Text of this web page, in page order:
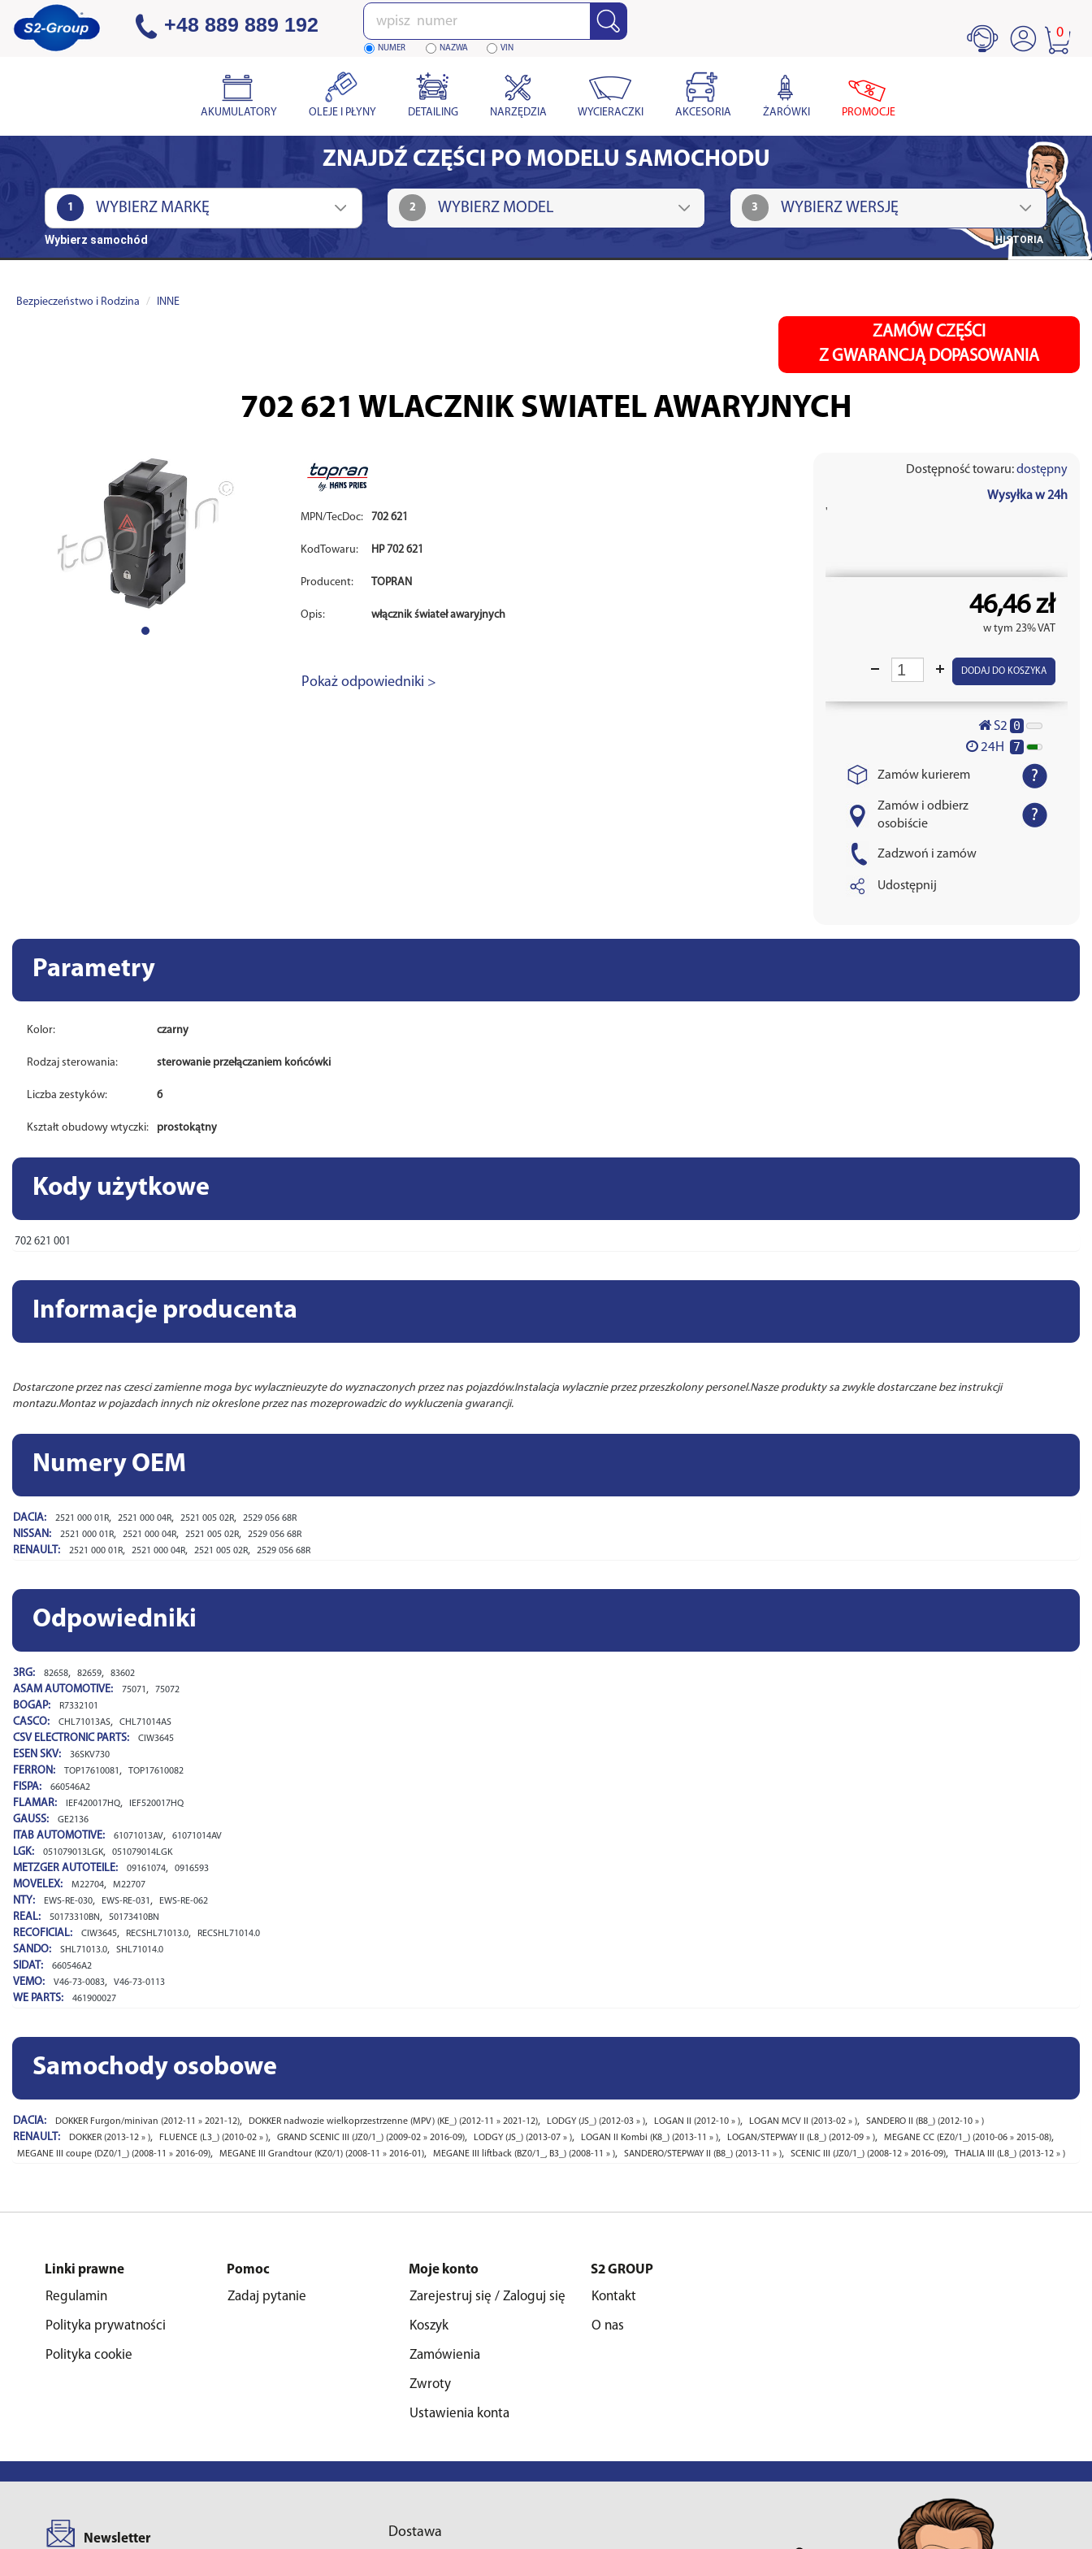
+48 889 889 192 Wpisz
numer
NUMER NAZWA VIN
0
AKUMULATORY OLEJE I PŁYNY DETAILING NARZĘDZIA WYCIERACZKI AKCESORIA ŻARÓWKI PROMOCJE
ZNAJDŹ CZĘŚCI PO MODELU SAMOCHODU
1 2 3
Wybierz samochód HISTORIA
Bezpieczeństwo i Rodzina INNE
ZAMÓW CZĘŚCI
Z GWARANCJĄ DOPASOWANIA
702 621 WLACZNIK SWIATEL AWARYJNYCH
MPN/TecDoc: 702 621
KodTowaru: HP 702 621
Producent: TOPRAN
Opis: włącznik świateł awaryjnych
Pokaż odpowiedniki >
Dostępność towaru:dostępny
Wysyłka w 24h
'
46,46 zł
w tym 23% VAT
DODAJ DO KOSZYKA
S2 0
24H 7
Zamów kurierem
Zamów i odbierz
osobiście
Zadzwoń i zamów
Udostępnij
Parametry
Kolor: czarny
Rodzaj sterowania: sterowanie przełączaniem końcówki
Liczba zestyków: 6
Kształt obudowy wtyczki: prostokątny
Kody użytkowe
702 621 001
Informacje producenta
Dostarczone przez nas czesci zamienne moga byc wylacznieuzyte do wyznaczonych przez nas pojazdów.Instalacja wylacznie przez przeszkolony personel.Nasze produkty sa zwykle dostarczane bez instrukcji
montazu.Montaz w pojazdach innych niz okreslone przez nas mozeprowadzic do wykluczenia gwarancji.
Numery OEM
DACIA: 2521 000 01R, 2521 000 04R, 2521 005 02R, 2529 056 68R
NISSAN: 2521 000 01R, 2521 000 04R, 2521 005 02R, 2529 056 68R
RENAULT: 2521 000 01R, 2521 000 04R, 2521 005 02R, 2529 056 68R
Odpowiedniki
3RG: 82658, 82659, 83602
ASAM AUTOMOTIVE: 75071 , 75072
BOGAP: R7332101
CASCO: CHL71013AS, CHL71014AS
CSV ELECTRONIC PARTS: CIW3645
ESEN SKV: 36SKV730
FERRON: TOP17610081 , TOP17610082
FISPA: 660546A2
FLAMAR: IEF420017HQ, IEF520017HQ
GAUSS: GE2136
ITAB AUTOMOTIVE: 61071013AV, 61071014AV
LGK: 051079013LGK, 051079014LGK
METZGER AUTOTEILE: 09161074, 0916593
MOVELEX: M22704, M22707
NTY: EWS-RE-030, EWS-RE-031 , EWS-RE-062
REAL: 50173310BN, 50173410BN
RECOFICIAL: CIW3645, RECSHL71013.0, RECSHL71014.0
SANDO: SHL71013.0, SHL71014.0
SIDAT: 660546A2
VEMO: V46-73-0083, V46-73-0113
WE PARTS: 461900027
Samochody osobowe
DACIA: DOKKER Furgon/minivan (2012-11 » 2021-12), DOKKER nadwozie wielkoprzestrzenne (MPV) (KE_) (2012-11 » 2021-12), LODGY (JS_) (2012-03 » ), LOGAN II (2012-10 » ), LOGAN MCV II (2013-02 » ), SANDERO II (B8_) (2012-10 » )
RENAULT: DOKKER (2013-12 » ), FLUENCE (L3_) (2010-02 » ), GRAND SCENIC III (JZ0/1_) (2009-02 » 2016-09), LODGY (JS_) (2013-07 » ), LOGAN II Kombi (K8_) (2013-11 » ), LOGAN/STEPWAY II (L8_) (2012-09 » ), MEGANE CC (EZ0/1_) (2010-06 » 2015-08),
MEGANE III coupe (DZ0/1_) (2008-11 » 2016-09), MEGANE III Grandtour (KZ0/1) (2008-11 » 2016-01), MEGANE III liftback (BZ0/1_, B3_) (2008-11 » ), SANDERO/STEPWAY II (B8_) (2013-11 » ), SCENIC III (JZ0/1_) (2008-12 » 2016-09), THALIA III (L8_) (2013-12 » )
Linki prawne
Regulamin
Polityka prywatności
Polityka cookie
Pomoc
Zadaj pytanie
Moje konto
Zarejestruj się / Zaloguj się
Koszyk
Zamówienia
Zwroty
Ustawienia konta
S2 GROUP
Kontakt
O nas
Newsletter Dostawa